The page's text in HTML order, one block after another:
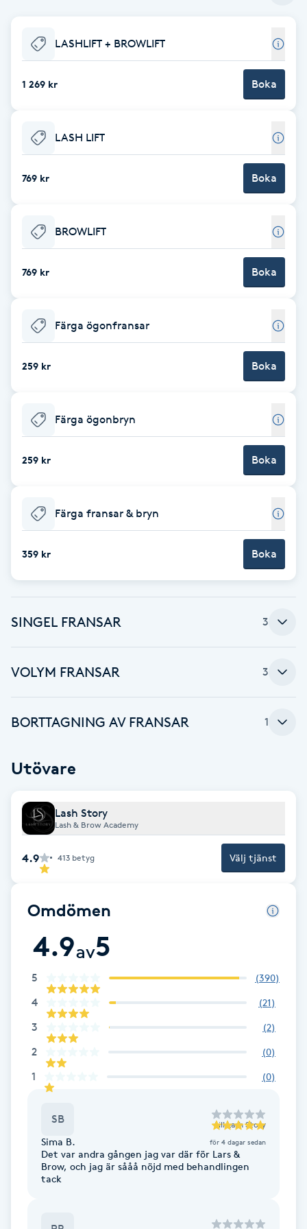
Balayage
Barber
Barnklippning
Bottenfärg
Brynformning
Brynfärgning
Color correction
Cryoterapi
Damklippning
E
Enzympeeling
Extensions borttagning
Eyeliner-tatuering
Face framing
Faceliftmassage
Fet hårbotten
Fettreducering
Fibromassage
LASHLIFT + BROWLIFT
1 269 kr Boka
LASH LIFT
769 kr Boka
BROWLIFT
769 kr Boka
Färga ögonfransar
259 kr Boka
Färga ögonbryn
259 kr Boka
Färga fransar & bryn
359 kr Boka
SINGEL FRANSAR 3
VOLYM FRANSAR 3
BORTTAGNING AV FRANSAR 1
Utövare
Lash Story
Lash & Brow Academy
4.9 413 betyg Välj tjänst
Omdömen
4.9av5
5 (390)
4 (21)
3 (2)
2 (0)
1 (0)
SB till Lash Story
Sima B. för 4 dagar sedan
Det var andra gången jag var där för Lars &
Brow, och jag är sååå nöjd med behandlingen
tack